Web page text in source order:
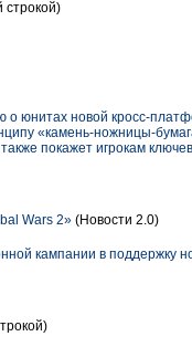
строкой)
юнитах новой кросс-
«камень-ножницы-
покажет игрокам
Wars 2» (Новости 2.0)
кампании в поддержку